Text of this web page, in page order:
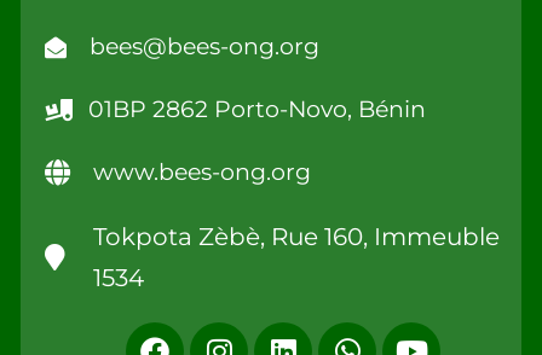
bees@bees-ong.org
01BP 2862 Porto-Novo, Bénin
www.bees-ong.org
Tokpota Zèbè, Rue 160, Immeuble
1534